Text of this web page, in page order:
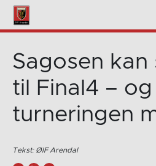
Sagosen kan
til Final4 –
turneringen
Tekst: ØIF Arendal